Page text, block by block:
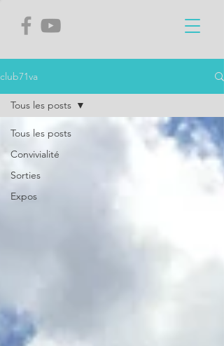
club71va
Tous les posts
Convivialité
Sorties
Expos
Tous les posts